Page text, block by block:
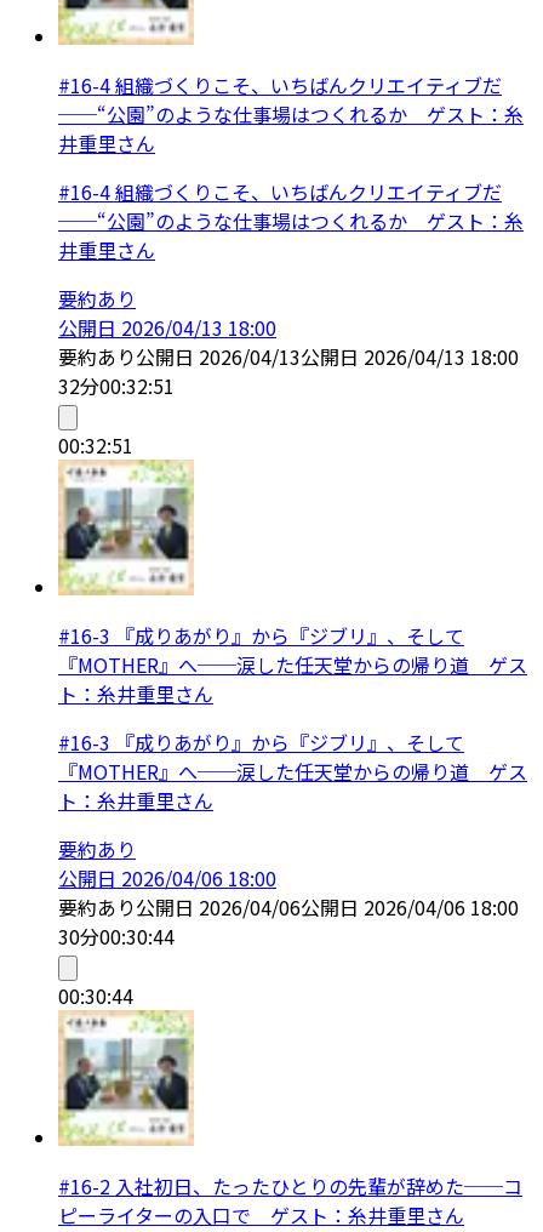
#16-4 組織づくりこそ、いちばんクリエイティブだ
──“公園”のような仕事場はつくれるか ゲスト：糸
井重里さん
#16-4 組織づくりこそ、いちばんクリエイティブだ
──“公園”のような仕事場はつくれるか ゲスト：糸
井重里さん
要約あり
公開日 2026/04/13 18:00
要約あり公開日 2026/04/13公開日 2026/04/13 18:00
32分00:32:51
00:32:51
#16-3 『成りあがり』から『ジブリ』、そして
『MOTHER』へ──涙した任天堂からの帰り道 ゲス
ト：糸井重里さん
#16-3 『成りあがり』から『ジブリ』、そして
『MOTHER』へ──涙した任天堂からの帰り道 ゲス
ト：糸井重里さん
要約あり
公開日 2026/04/06 18:00
要約あり公開日 2026/04/06公開日 2026/04/06 18:00
30分00:30:44
00:30:44
#16-2 入社初日、たったひとりの先輩が辞めた──コ
ピーライターの入口で ゲスト：糸井重里さん